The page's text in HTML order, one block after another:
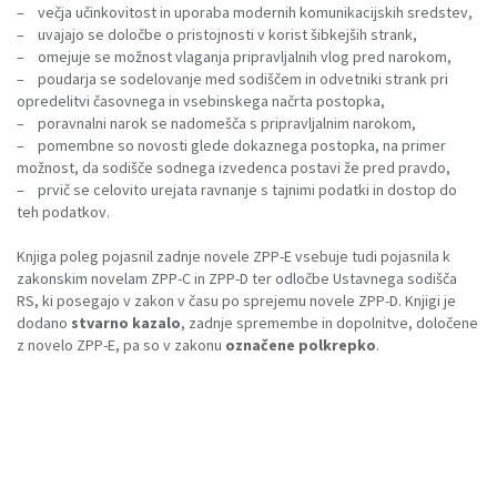
– večja učinkovitost in uporaba modernih komunikacijskih sredstev,
– uvajajo se določbe o pristojnosti v korist šibkejših strank,
– omejuje se možnost vlaganja pripravljalnih vlog pred narokom,
– poudarja se sodelovanje med sodiščem in odvetniki strank pri
opredelitvi časovnega in vsebinskega načrta postopka,
– poravnalni narok se nadomešča s pripravljalnim narokom,
– pomembne so novosti glede dokaznega postopka, na primer
možnost, da sodišče sodnega izvedenca postavi že pred pravdo,
– prvič se celovito urejata ravnanje s tajnimi podatki in dostop do
teh podatkov.
Knjiga poleg pojasnil zadnje novele ZPP-E vsebuje tudi pojasnila k
zakonskim novelam ZPP-C in ZPP-D ter odločbe Ustavnega sodišča
RS, ki posegajo v zakon v času po sprejemu novele ZPP-D. Knjigi je
dodano stvarno kazalo, zadnje spremembe in dopolnitve, določene
z novelo ZPP-E, pa so v zakonu označene polkrepko.